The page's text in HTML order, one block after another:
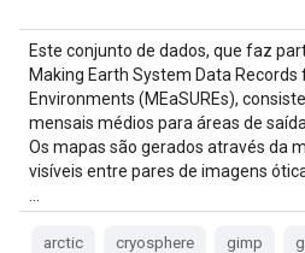
Este conjunto de dados, que faz
Making Earth System Data Records
Environments (MEaSUREs),
mensais médios para áreas de
Os mapas são gerados através da
visíveis entre pares de imagens
arctic cryosphere gimp